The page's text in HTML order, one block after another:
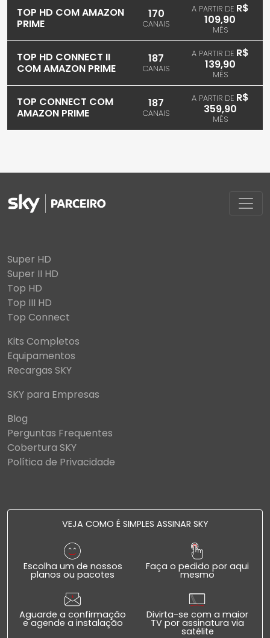
TOP HD COM AMAZON
PRIME
170
CANAIS
A PARTIR DE R$
109,90
MÊS
TOP HD CONNECT II
COM AMAZON PRIME
187
CANAIS
A PARTIR DE R$
139,90
MÊS
TOP CONNECT COM
AMAZON PRIME
187
CANAIS
A PARTIR DE R$
359,90
MÊS
Super HD
Super II HD
Top HD
Top III HD
Top Connect
Kits Completos
Equipamentos
Recargas SKY
SKY para Empresas
Blog
Perguntas Frequentes
Cobertura SKY
Política de Privacidade
VEJA COMO É SIMPLES ASSINAR SKY
Escolha um de nossos
planos ou pacotes
Faça o pedido por aqui
mesmo
Aguarde a confirmação
e agende a instalação
Divirta-se com a maior
TV por assinatura via
satélite